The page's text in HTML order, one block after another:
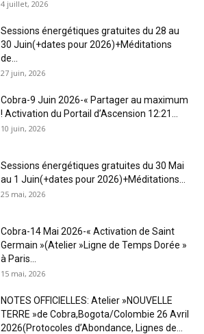
4 juillet, 2026
Sessions énergétiques gratuites du 28 au
30 Juin(+dates pour 2026)+Méditations
de...
27 juin, 2026
Cobra-9 Juin 2026-« Partager au maximum
! Activation du Portail d’Ascension 12:21...
10 juin, 2026
Sessions énergétiques gratuites du 30 Mai
au 1 Juin(+dates pour 2026)+Méditations...
25 mai, 2026
Cobra-14 Mai 2026-« Activation de Saint
Germain »(Atelier »Ligne de Temps Dorée »
à Paris...
15 mai, 2026
NOTES OFFICIELLES: Atelier »NOUVELLE
TERRE »de Cobra,Bogota/Colombie 26 Avril
2026(Protocoles d’Abondance, Lignes de...